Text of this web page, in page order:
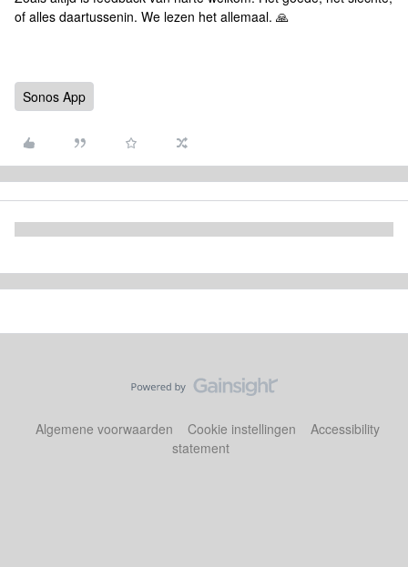
of alles daartussenin. We lezen het allemaal. 🙏
Sonos App
Algemene voorwaarden Cookie instellingen
Accessibility
statement